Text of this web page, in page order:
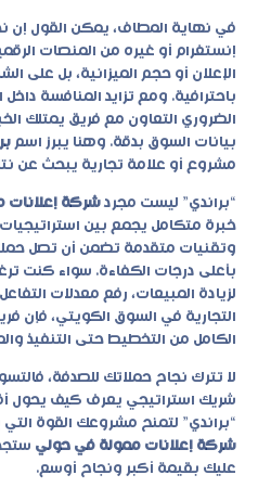
في نهاية المطاف، يمكن القول إن
إنستغرام أو غيره من المنصات
الإعلان أو حجم الميزانية، بل على
باحترافية. ومع تزايد المنافسة
الضروري التعاون مع فريق يمتلك
بيانات السوق بدقة. وهنا يبرز اسم
مشروع أو علامة تجارية يبحث عن
“براندي” ليست مجرد شركة إعلانات
خبرة متكامل يجمع بين
وتقنيات متقدمة تضمن أن تصل
بأعلى درجات الكفاءة. سواء كنت
لزيادة المبيعات، رفع معدلات
التجارية في السوق الكويتي، فإن
الكامل من التخطيط حتى التنفيذ
لا تترك نجاح حملاتك للصدفة،
شريك استراتيجي يعرف كيف يحول
“براندي” لتمنح مشروعك القوة
شركة إعلانات ممولة في حولي
عليك بقيمة أكبر ونجاح أوسع.